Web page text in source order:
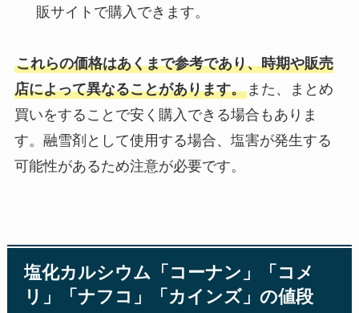
販サイトで購入できます。
これらの価格はあくまで参考であり、時期や販売
店によって異なることがあります。また、まとめ
買いをすることで安く購入できる場合もありま
す。融雪剤として使用する場合、塩害が発生する
可能性があるため注意が必要です。
塩化カルシウム「コーナン」「コメ
リ」「ナフコ」「カインズ」の値段